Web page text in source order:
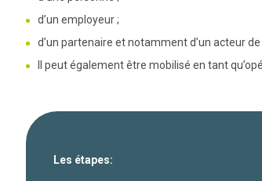
d’un employeur ;
d’un partenaire et notamment d’un acteur
Il peut également être mobilisé en tant
Les étapes: